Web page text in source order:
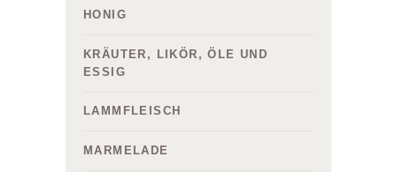
HONIG
KRÄUTER, LIKÖR, ÖLE UND
ESSIG
LAMMFLEISCH
MARMELADE